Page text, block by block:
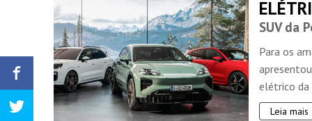
SUV da
Para os
elétrico da
Leia mais